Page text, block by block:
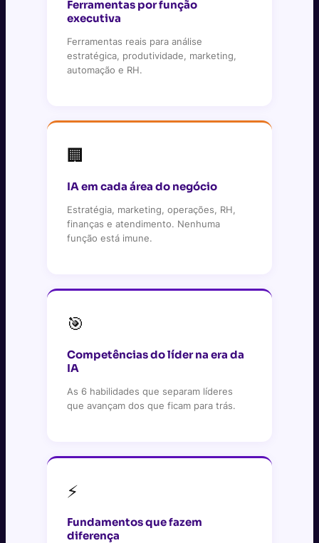
Ferramentas por função
executiva
Ferramentas reais para análise
estratégica, produtividade, marketing,
automação e RH.
🏢
IA em cada área do negócio
Estratégia, marketing, operações, RH,
finanças e atendimento. Nenhuma
função está imune.
🎯
Competências do líder na era da
IA
As 6 habilidades que separam líderes
que avançam dos que ficam para trás.
⚡
Fundamentos que fazem
diferença